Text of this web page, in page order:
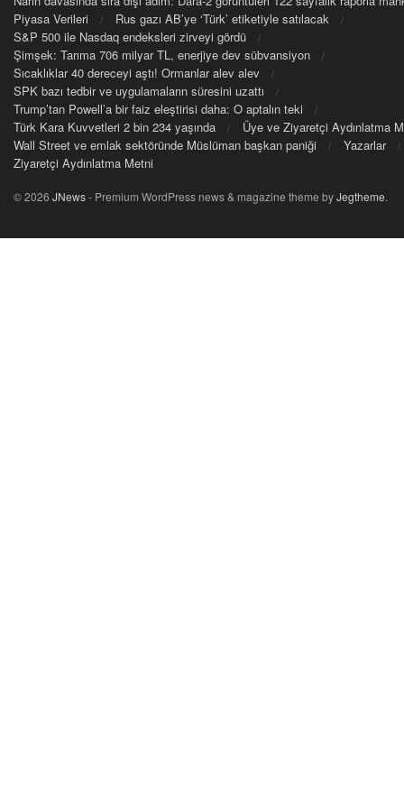
Piyasa Verileri
Rus gazı AB’ye ‘Türk’ etiketiyle satılacak
S&P 500 ile Nasdaq endeksleri zirveyi gördü
Şimşek: Tarıma 706 milyar TL, enerjiye dev sübvansiyon
Sıcaklıklar 40 dereceyi aştı! Ormanlar alev alev
SPK bazı tedbir ve uygulamaların süresini uzattı
Trump’tan Powell’a bir faiz eleştirisi daha: O aptalın teki
Türk Kara Kuvvetleri 2 bin 234 yaşında
Üye ve Ziyaretçi Aydınlatma
Wall Street ve emlak sektöründe Müslüman başkan paniği
Yazarlar
Ziyaretçi Aydınlatma Metni
© 2026 JNews- Premium WordPress news & magazine theme byJegtheme.